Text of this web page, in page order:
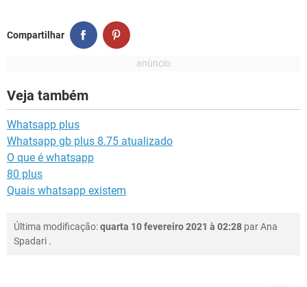
Compartilhar
Veja também
Whatsapp plus
Whatsapp gb plus 8.75 atualizado
O que é whatsapp
80 plus
Quais whatsapp existem
Última modificação:quarta 10 fevereiro 2021 à 02:28 parAna
Spadari .